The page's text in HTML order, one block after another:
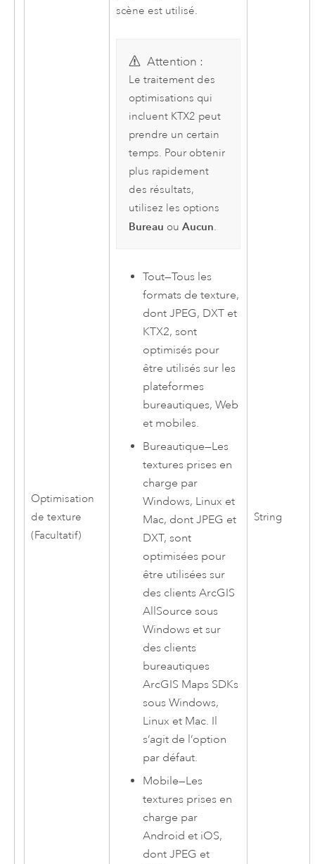
Optimisation
de texture
(Facultatif)
scène est utilisé.
Attention :
Le traitement des
optimisations qui
incluent KTX2 peut
prendre un certain
temps. Pour obtenir
plus rapidement
des résultats,
utilisez les options
Bureau ouAucun.
Tout—Tous les
formats de texture,
dont JPEG, DXT et
KTX2, sont
optimisés pour
être utilisés sur les
plateformes
bureautiques, Web
et mobiles.
Bureautique—Les
textures prises en
charge par
Windows, Linux et
Mac, dont JPEG et
DXT, sont
optimisées pour
être utilisées sur
des clientsArcGIS
AllSource sous
Windows et sur
des clients
bureautiques
ArcGIS Maps SDKs
sousWindows,
Linux et Mac. Il
s’agit de l’option
par défaut.
Mobile—Les
textures prises en
charge par
Android et iOS,
dont JPEG et
String